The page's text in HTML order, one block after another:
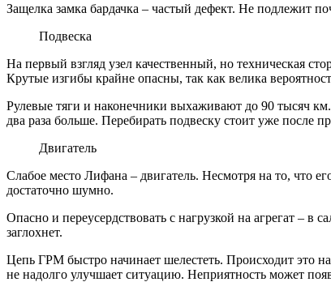
Защелка замка бардачка – частый дефект. Не подлежит
Подвеска
На первый взгляд узел качественный, но техническая
Крутые изгибы крайне опасны, так как велика
Рулевые тяги и наконечники выхаживают до 90 тысяч
два раза больше. Перебирать подвеску стоит уже после
Двигатель
Слабое место Лифана – двигатель. Несмотря на то, что
достаточно шумно.
Опасно и переусердствовать с нагрузкой на агрегат – в
заглохнет.
Цепь ГРМ быстро начинает шелестеть. Происходит это
не надолго улучшает ситуацию. Неприятность может